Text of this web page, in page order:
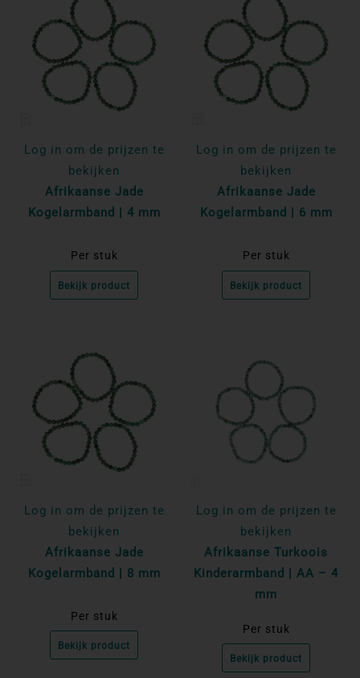
Log in om de prijzen te
bekijken
Afrikaanse Jade
Kogelarmband | 4 mm
Per stuk
Bekijk product
Log in om de prijzen te
bekijken
Afrikaanse Jade
Kogelarmband | 6 mm
Per stuk
Bekijk product
Log in om de prijzen te
bekijken
Afrikaanse Jade
Kogelarmband | 8 mm
Per stuk
Bekijk product
Log in om de prijzen te
bekijken
Afrikaanse Turkoois
Kinderarmband | AA – 4
mm
Per stuk
Bekijk product